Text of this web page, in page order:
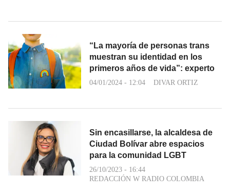
“La mayoría de personas trans
muestran su identidad en los
primeros años de vida”: experto
04/01/2024 - 12:04 DIVAR ORTIZ
Sin encasillarse, la alcaldesa de
Ciudad Bolívar abre espacios
para la comunidad LGBT
26/10/2023 - 16:44
REDACCIÓN W RADIO COLOMBIA